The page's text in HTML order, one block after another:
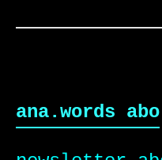
ana.words abo